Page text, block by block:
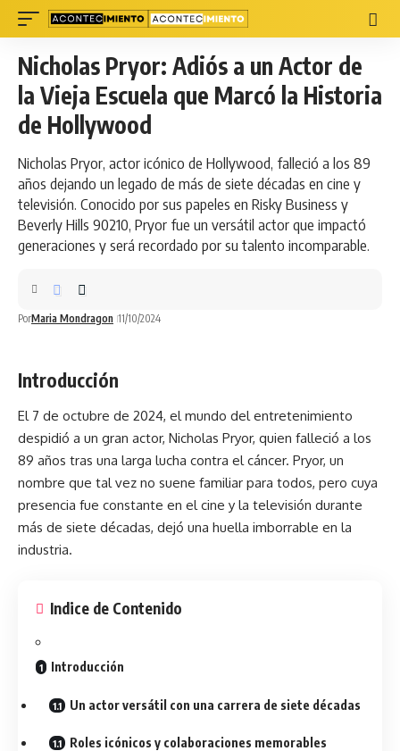
Nicholas Pryor: Adiós a un Actor de
la Vieja Escuela que Marcó la Historia
de Hollywood
Nicholas Pryor, actor icónico de Hollywood, falleció a los 89
años dejando un legado de más de siete décadas en cine y
televisión. Conocido por sus papeles en Risky Business y
Beverly Hills 90210, Pryor fue un versátil actor que impactó
generaciones y será recordado por su talento incomparable.
PorMaria Mondragon 11/10/2024
Introducción
El 7 de octubre de 2024, el mundo del entretenimiento
despidió a un gran actor, Nicholas Pryor, quien falleció a los
89 años tras una larga lucha contra el cáncer. Pryor, un
nombre que tal vez no suene familiar para todos, pero cuya
presencia fue constante en el cine y la televisión durante
más de siete décadas, dejó una huella imborrable en la
industria.
Indice de Contenido
Introducción
Un actor versátil con una carrera de siete décadas
Roles icónicos y colaboraciones memorables